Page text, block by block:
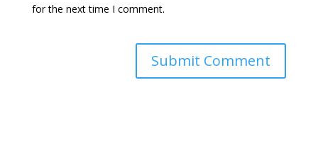
for the next time I comment.